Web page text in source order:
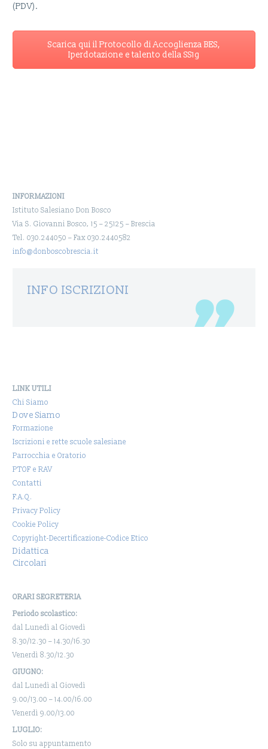
(PDV).
Scarica qui il Protocollo di Accoglienza BES,
Iperdotazione e talento della SS1g
INFORMAZIONI
Istituto Salesiano Don Bosco
Via S. Giovanni Bosco, 15 – 25125 – Brescia
Tel. 030.244050 – Fax 030.2440582
info@donboscobrescia.it
INFO ISCRIZIONI
LINK UTILI
Chi Siamo
Dove Siamo
Formazione
Iscrizioni e rette scuole salesiane
Parrocchia e Oratorio
PTOF e RAV
Contatti
F.A.Q.
Privacy Policy
Cookie Policy
Copyright-Decertificazione-Codice Etico
Didattica
Circolari
ORARI SEGRETERIA
Periodo scolastico:
dal Lunedì al Giovedì
8.30/12.30 – 14.30/16.30
Venerdì 8.30/12.30
GIUGNO:
dal Lunedì al Giovedì
9.00/13.00 – 14.00/16.00
Venerdì 9.00/13.00
LUGLIO:
Solo su appuntamento